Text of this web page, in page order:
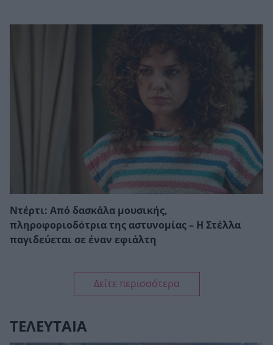
Ντέρτι: Από δασκάλα μουσικής,
πληροφοριοδότρια της αστυνομίας – Η Στέλλα
παγιδεύεται σε έναν εφιάλτη
Δείτε περισσότερα
ΤΕΛΕΥΤΑΙΑ